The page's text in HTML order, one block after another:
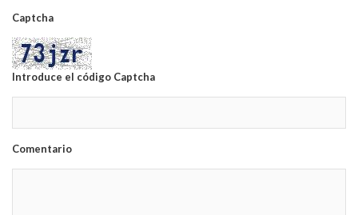
Captcha
Introduce el código Captcha
Comentario